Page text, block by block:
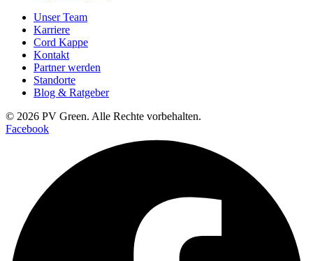
Unser Team
Karriere
Cord Kappe
Kontakt
Partner werden
Standorte
Blog & Ratgeber
© 2026 PV Green. Alle Rechte vorbehalten.
Facebook